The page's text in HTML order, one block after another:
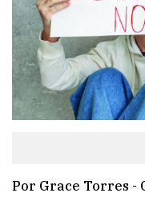
Por Grace Torres -